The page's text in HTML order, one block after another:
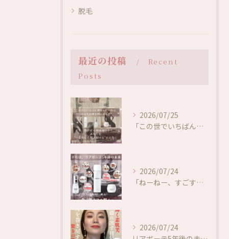
脱毛
最近の投稿
Recent
Posts
2026/07/25
「この世でいちばん素晴らしい色は、あなた自身を輝かせる色」✨
2026/07/24
「ねーねー、すごすぎない…！？🥺🥰✨」
2026/07/24